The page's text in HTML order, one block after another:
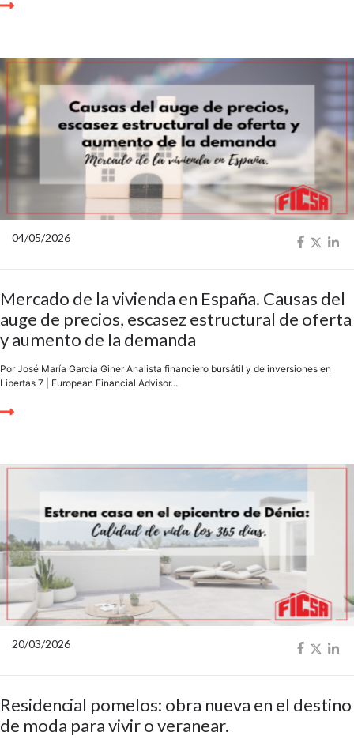
04/05/2026
Mercado de la vivienda en España. Causas del
auge de precios, escasez estructural de oferta
y aumento de la demanda
Por José María García Giner Analista financiero bursátil y de inversiones en
Libertas 7 | European Financial Advisor...
20/03/2026
Residencial pomelos: obra nueva en el destino
de moda para vivir o veranear.